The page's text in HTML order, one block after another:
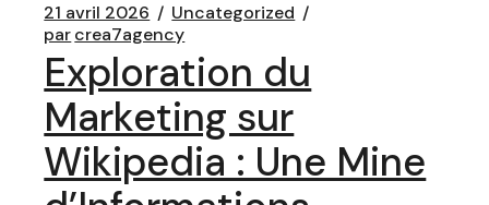
21 avril 2026
Uncategorized
parcrea7agency
Exploration du
Marketing sur
Wikipedia : Une Mine